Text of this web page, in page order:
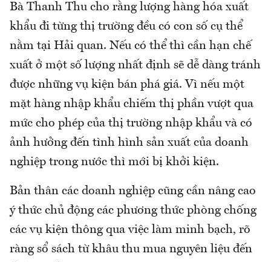
Bà Thanh Thu cho rằng lượng hàng hóa xuất
khẩu đi từng thị trường đều có con số cụ thể
nằm tại Hải quan. Nếu có thể thì cần hạn chế
xuất ở một số lượng nhất định sẽ dễ dàng tránh
được những vụ kiện bán phá giá. Vì nếu một
mặt hàng nhập khẩu chiếm thị phần vượt qua
mức cho phép của thị trường nhập khẩu và có
ảnh hưởng đến tình hình sản xuất của doanh
nghiệp trong nước thì mới bị khởi kiện.
Bản thân các doanh nghiệp cũng cần nâng cao
ý thức chủ động các phương thức phòng chống
các vụ kiện thông qua việc làm minh bạch, rõ
ràng sổ sách từ khâu thu mua nguyên liệu đến